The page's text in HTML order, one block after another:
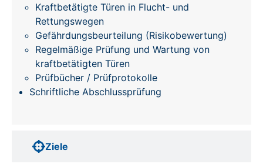
Ziele
Kraftbetätigte Türen in Flucht- und
Rettungswegen
Gefährdungsbeurteilung (Risikobewertung)
Regelmäßige Prüfung und Wartung von
kraftbetätigten Türen
Prüfbücher / Prüfprotokolle
Schriftliche Abschlussprüfung